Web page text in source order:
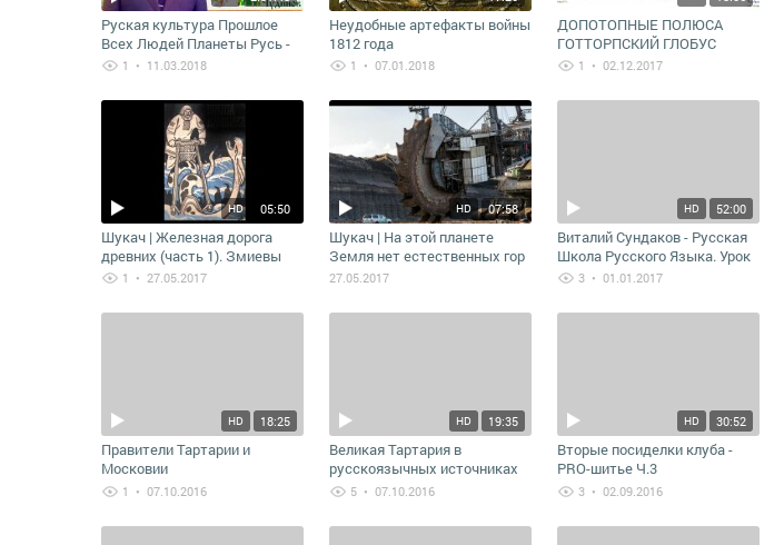
Руская культура Прошлое
Всех Людей Планеты Русь -
Академик Валерий Чудинов
1 • 11.03.2018
Неудобные артефакты войны
1812 года
1 • 07.01.2018
ДОПОТОПНЫЕ ПОЛЮСА
ГОТТОРПСКИЙ ГЛОБУС
ЮРИЙ ЛОМАТОВ
1 • 02.12.2017
05:50
HD
Шукач | Железная дорога
древних (часть 1). Змиевы
валы. Крым, Керченский
1 • 27.05.2017
07:58
HD
Шукач | На этой планете
Земля нет естественных гор
и ущелий. Вскрываем
27.05.2017
52:00
HD
Виталий Сундаков - Русская
Школа Русского Языка. Урок
12 / 27 декабря 2016
3 • 01.01.2017
18:25
HD
Правители Тартарии и
Московии
1 • 07.10.2016
19:35
HD
Великая Тартария в
русскоязычных источниках
(добавлен источник)
5 • 07.10.2016
30:52
HD
Вторые посиделки клуба -
PRO-шитье Ч.3
3 • 02.09.2016